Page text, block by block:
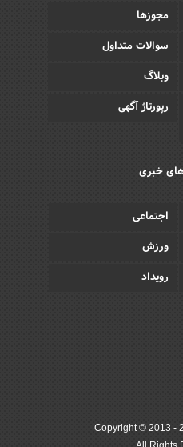
مجوزها
سوالات متداول
وبلاگ
رپورتاژ آگهی
خبری
اجتماعی
ورزش
رویداد
Copyright © 2013 -